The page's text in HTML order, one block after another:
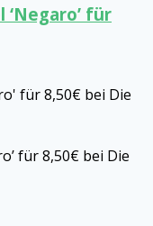
für
für 8,50€ bei Die
für 8,50€ bei Die